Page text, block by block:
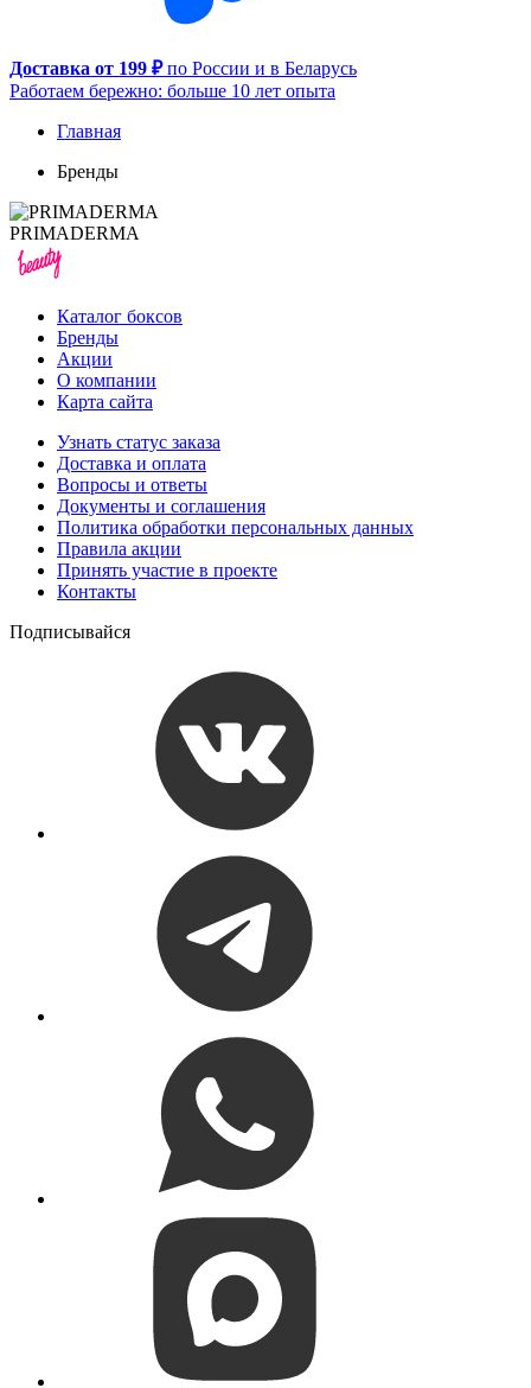
Доставка от 199 ₽по России и в Беларусь
Работаем бережно: больше 10 лет опыта
Главная
Бренды
PRIMADERMA
Каталог боксов
Бренды
Акции
О компании
Карта сайта
Узнать статус заказа
Доставка и оплата
Вопросы и ответы
Документы и соглашения
Политика обработки персональных данных
Правила акции
Принять участие в проекте
Контакты
Подписывайся